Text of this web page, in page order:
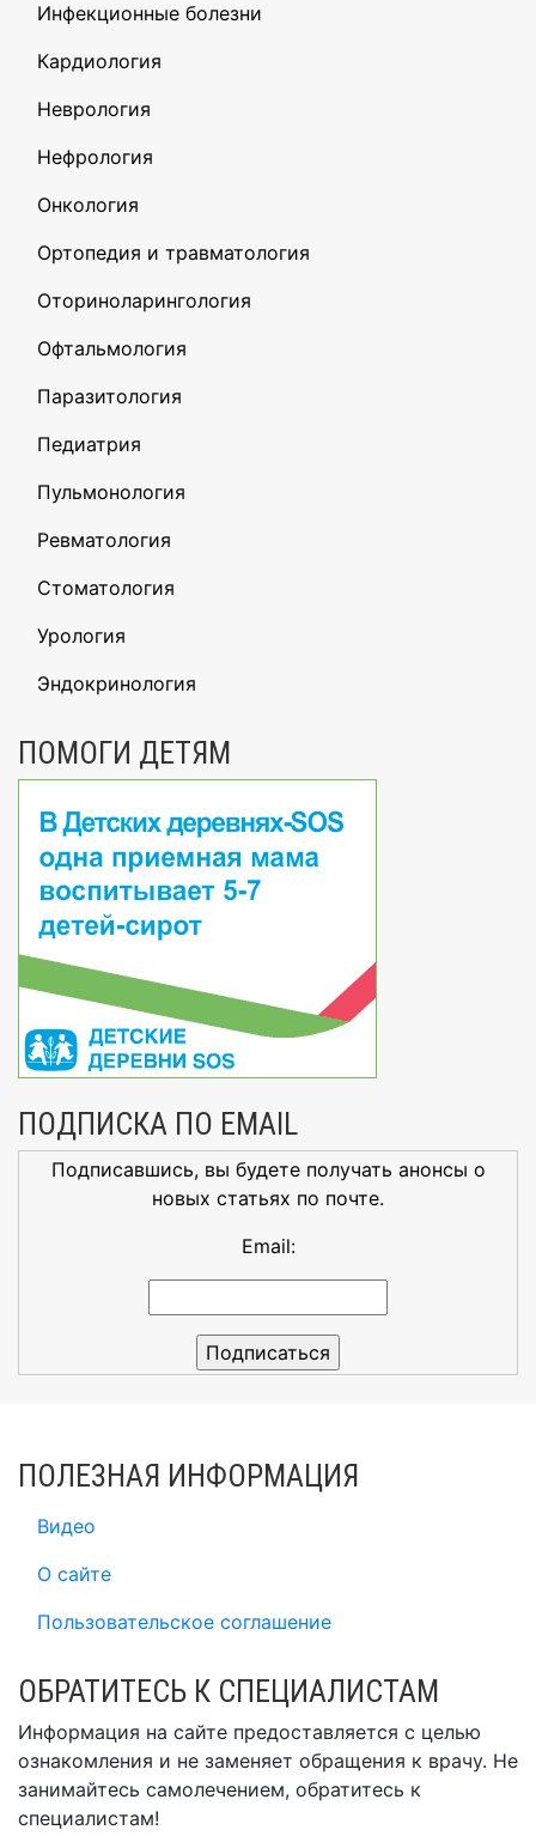
Инфекционные болезни
Кардиология
Неврология
Нефрология
Онкология
Ортопедия и травматология
Оториноларингология
Офтальмология
Паразитология
Педиатрия
Пульмонология
Ревматология
Стоматология
Урология
Эндокринология
ПОМОГИ ДЕТЯМ
ПОДПИСКА ПО EMAIL
Подписавшись, вы будете получать анонсы о
новых статьях по почте.
Email:
ПОЛЕЗНАЯ ИНФОРМАЦИЯ
Видео
О сайте
Пользовательское соглашение
ОБРАТИТЕСЬ К СПЕЦИАЛИСТАМ
Информация на сайте предоставляется с целью
ознакомления и не заменяет обращения к врачу. Не
занимайтесь самолечением, обратитесь к
специалистам!